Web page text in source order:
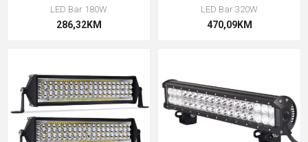
LED Bar 180W
286,32KM
LED Bar 320W
470,09KM